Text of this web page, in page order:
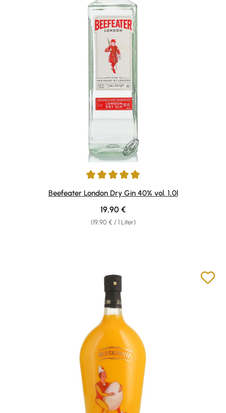
Durchschnittliche Bewertung von 4.88 von 5 Sternen
Beefeater London Dry Gin 40% vol. 1,0l
(19,90 € / 1 Liter)
Regulärer Preis:
19,90 €